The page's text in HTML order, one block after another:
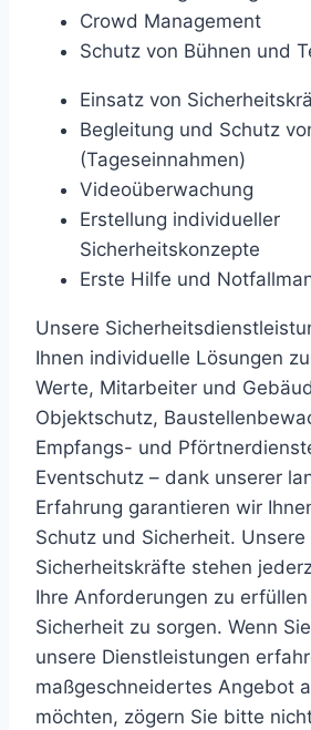
Crowd Management
Schutz von Bühnen und
Einsatz von
Begleitung und Schutz
(Tageseinnahmen)
Videoüberwachung
Erstellung individueller
Sicherheitskonzepte
Erste Hilfe und
Unsere
Ihnen individuelle Lösungen
Werte, Mitarbeiter und
Objektschutz,
Empfangs- und
Eventschutz – dank unserer
Erfahrung garantieren wir
Schutz und Sicherheit.
Sicherheitskräfte stehen
Ihre Anforderungen zu
Sicherheit zu sorgen. Wenn
unsere Dienstleistungen
maßgeschneidertes Angebot
möchten, zögern Sie bitte